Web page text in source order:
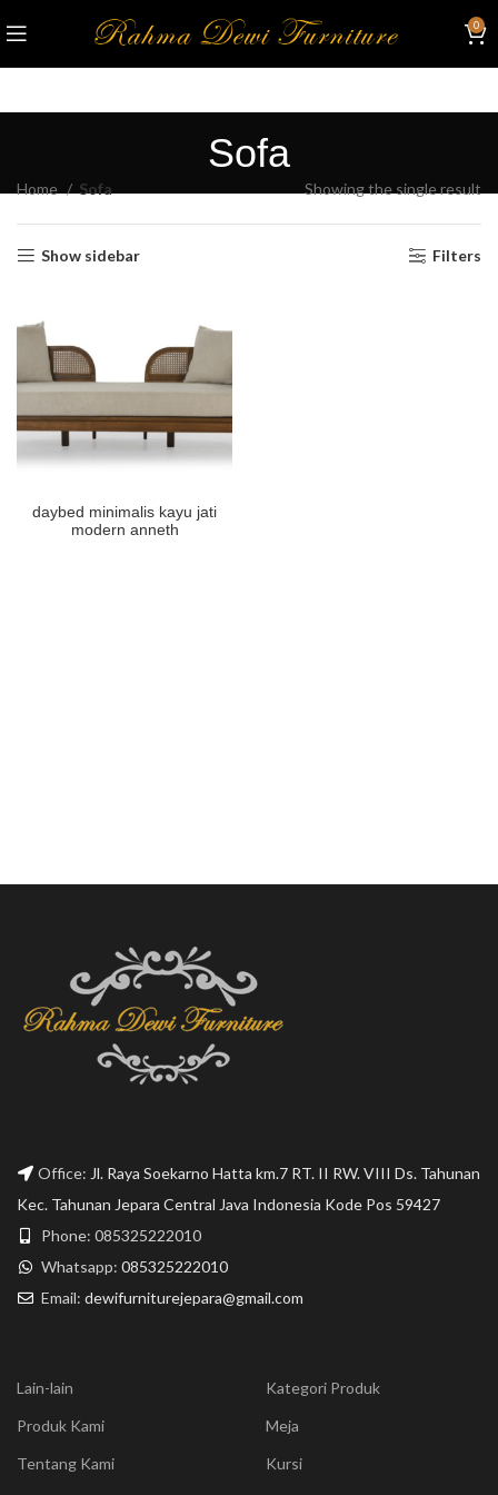
0
Sofa
Home Sofa Showing the single result
Show sidebar Filters
daybed minimalis kayu jati
modern anneth
Office: Jl. Raya Soekarno Hatta km.7 RT. II RW. VIII Ds. Tahunan
Kec. Tahunan Jepara Central Java Indonesia Kode Pos 59427
Phone: 085325222010
Whatsapp: 085325222010
Email: dewifurniturejepara@gmail.com
Lain-lain
Produk Kami
Tentang Kami
Kategori Produk
Meja
Kursi